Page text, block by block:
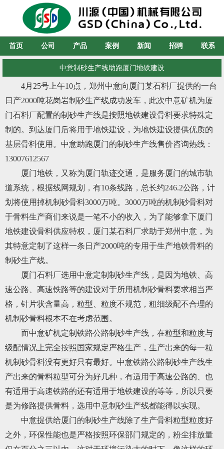
首页 公司 产品 案例 新闻 招聘 联系
中意制砂生产线助跑厦门地铁建设
4月25号上午10点，郑州中意向厦门某石料厂提供的一台
日产2000吨花岗岩制砂生产线成功发车，此次中意矿机为厦
门石料厂配置的制砂生产线是按照地铁建设骨料要求特殊定
制的。到达厦门后将用于地铁建设，为地铁建设提供优质的
基层骨料使用。中意助跑厦门的制砂生产线售价咨询热线：
13007612567
厦门地铁，又称为厦门轨迹交通，是服务厦门的城市轨
道系统，根据线网规划，有10条线路，总长约246.2公路，计
划将使用掉机制砂骨料3000万吨。3000万吨的机制砂骨料对
于骨料生产商们来说是一笔不小的收入，为了能够拿下厦门
地铁建设骨料供应特权，厦门某石料厂求助于郑州中意，为
其特意定制了这样一条日产2000吨的专用于生产地铁骨料的
制砂生产线。
厦门石料厂选用中意定制制砂生产线，是因为地铁、高
速公路、高速铁路等的建设对于所用机制砂骨料要求相当严
格，针片状含量高，粒型、粒度不规范，粗细级配不合理的
机制砂骨料根本不在考虑范围。
而中意矿机定制铁路公路制砂生产线，在粒型和粒度与
级配情况上完全按照国家规定严格生产，生产出来的每一粒
机制砂骨料没有更好只有最好。中意铁路公路制砂生产线生
产出来的骨料粒型可分为好几种，有适用于高速公路的、也
有适用于高速铁路的还有适用于地铁建设的等等，所以只要
是为修路提供骨料，选用中意制砂生产线都能得以实现。
中意提供给厦门的制砂生产线除了生产骨料粒型粒度好
之外，环保性能也是严格按照环保部门规定的，粉尘排放量